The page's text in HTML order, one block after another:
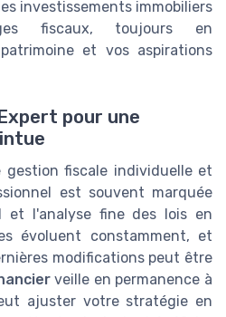
investissements immobiliers
fiscaux, toujours en
et vos aspirations
pour une
fiscale individuelle et
est souvent marquée
et l'analyse fine des lois en
évoluent constamment, et
modifications peut être
veille en permanence à
ajuster votre stratégie en